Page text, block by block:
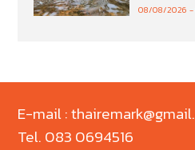
08/08/2026
E-mail :
Tel. 083 0694516